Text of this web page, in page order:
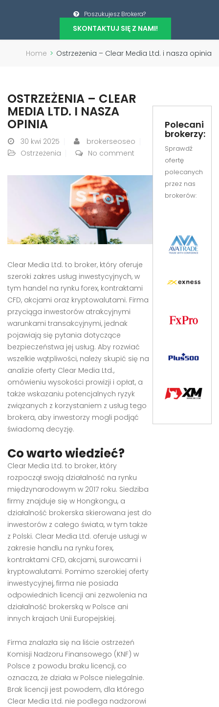
Poszukujesz Brokera?
SKONTAKTUJ SIĘ Z NAMI!
Home > Ostrzeżenia – Clear Media Ltd. i nasza opinia
OSTRZEŻENIA – CLEAR
MEDIA LTD. I NASZA
OPINIA
30 kwi 2025
brokerseoseo
Ostrzeżenia
No comment
Clear Media Ltd. to broker, który oferuje
szeroki zakres usług inwestycyjnych, w
tym handel na rynku forex, kontraktami
CFD, akcjami oraz kryptowalutami. Firma
przyciąga inwestorów atrakcyjnymi
warunkami transakcyjnymi, jednak
pojawiają się pytania dotyczące
bezpieczeństwa jej usług. Aby rozwiać
wszelkie wątpliwości, należy skupić się na
analizie oferty Clear Media Ltd.,
omówieniu wysokości prowizji i opłat, a
także wskazaniu potencjalnych ryzyk
związanych z korzystaniem z usług tego
brokera, aby inwestorzy mogli podjąć
świadomą decyzję.
Co warto wiedzieć?
Clear Media Ltd. to broker, który
rozpoczął swoją działalność na rynku
międzynarodowym w 2017 roku. Siedziba
firmy znajduje się w Hongkongu, a
działalność brokerska skierowana jest do
inwestorów z całego świata, w tym także
z Polski. Clear Media Ltd. oferuje usługi w
zakresie handlu na rynku forex,
kontraktami CFD, akcjami, surowcami i
kryptowalutami. Pomimo szerokiej oferty
inwestycyjnej, firma nie posiada
odpowiednich licencji ani zezwolenia na
działalność brokerską w Polsce ani
innych krajach Unii Europejskiej.
Firma znalazła się na liście ostrzeżeń
Komisji Nadzoru Finansowego (KNF) w
Polsce z powodu braku licencji, co
oznacza, że działa w Polsce nielegalnie.
Brak licencji jest powodem, dla którego
Clear Media Ltd. nie podlega nadzorowi
Polecani
brokerzy:
Sprawdź
ofertę
polecanych
przez nas
brokerów: